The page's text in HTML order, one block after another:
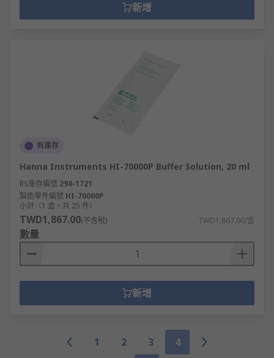
新增
有庫存
Hanna Instruments HI-70000P Buffer Solution, 20 ml
RS庫存編號 298-1721
製造零件編號 HI-70000P
小計（1 盒，共 25 件）
TWD1,867.00(不含稅) TWD1,867.00/盒
數量
新增
1 2 3
4